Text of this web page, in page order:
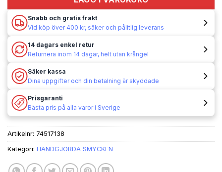
Snabb och gratis frakt
Vid köp över 400 kr, säker och pålitlig leverans
14 dagars enkel retur
Returnera inom 14 dagar, helt utan krångel
Säker kassa
Dina uppgifter och din betalning är skyddade
Prisgaranti
Bästa pris på alla varor i Sverige
Artikelnr: 74517138
Kategori: HANDGJORDA SMYCKEN